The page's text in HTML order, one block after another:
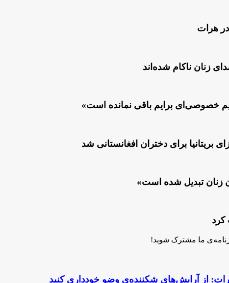
هرات
زنان ناکام شده‌اند
خصوصی‌ای برایم باقی نمانده است»
بریتانیا برای دختران افغانستانی شد
زنان تبدیل شده است»
ما مشترک شوید!
از آرایش‌های شکننده‌ی وضو خودداری کنید